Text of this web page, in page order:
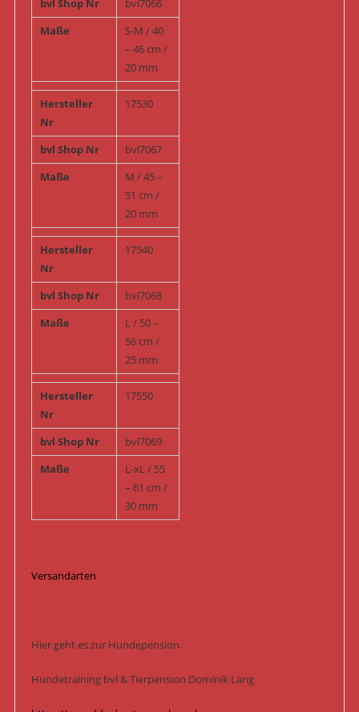
bvl Shop Nr
bvl7066
Maße
S-M / 40
– 46 cm /
20 mm
Hersteller
Nr
17530
bvl Shop Nr
bvl7067
Maße
M / 45 –
51 cm /
20 mm
Hersteller
Nr
17540
bvl Shop Nr
bvl7068
Maße
L / 50 –
56 cm /
25 mm
Hersteller
Nr
17550
bvl Shop Nr
bvl7069
Maße
L-xL / 55
– 61 cm /
30 mm
Versandarten
Hier geht es zur Hundepension.
Hundetraining bvl & Tierpension Dominik Lang